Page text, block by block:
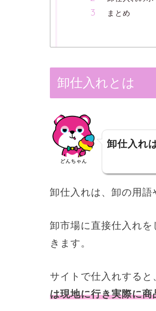
まとめ
卸仕入れとは
どんちゃん
卸仕入れ
卸仕入れは、卸の用語
卸市場に直接仕入れ
きます。
サイトで仕入れすると
は現地に行き実際に商